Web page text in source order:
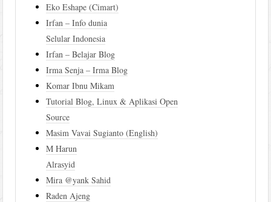
Eko Eshape (Cimart)
Irfan – Info dunia
Selular Indonesia
Irfan – Belajar Blog
Irma Senja – Irma Blog
Komar Ibnu Mikam
Tutorial Blog, Linux & Aplikasi Open
Source
Masim Vavai Sugianto (English)
M Harun
Alrasyid
Mira @yank Sahid
Raden Ajeng